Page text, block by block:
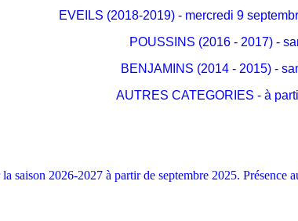
EVEILS (2018-2019) - mercredi 9
POUSSINS (2016 - 2017) -
BENJAMINS (2014 - 2015) -
AUTRES CATEGORIES - à
saison 2026-2027 à partir de septembre 2025.